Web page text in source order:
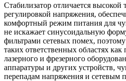
Стабилизатор отличается
регулировкой напряжения,
комфортный режим питания для
не искажает синусоидальную
фильтрами сетевых помех,
таких ответственных областях
лазерного и фрезерного
аппаратуры и других устройств,
перепадам напряжения и сетевым